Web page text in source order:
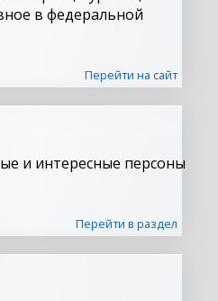
в федеральной
Перейти на сайт
и интересные персоны
Перейти в раздел